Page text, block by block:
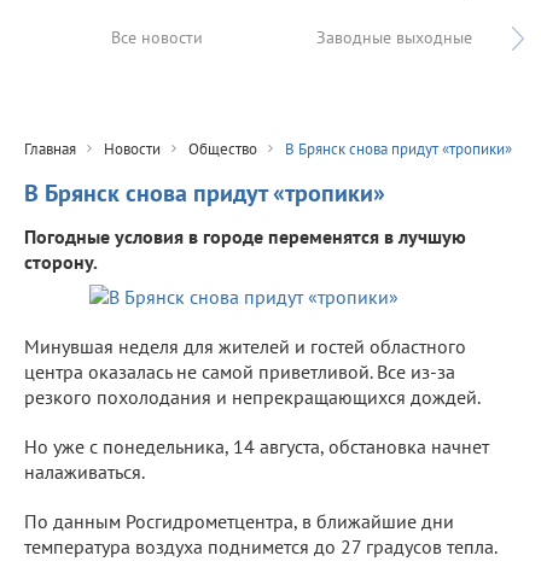
Все новости Заводные выходные
Главная Новости Общество В Брянск снова придут «тропики»
В Брянск снова придут «тропики»
Погодные условия в городе переменятся в лучшую
сторону.
Минувшая неделя для жителей и гостей областного
центра оказалась не самой приветливой. Все из-за
резкого похолодания и непрекращающихся дождей.
Но уже с понедельника, 14 августа, обстановка начнет
налаживаться.
По данным Росгидрометцентра, в ближайшие дни
температура воздуха поднимется до 27 градусов тепла.